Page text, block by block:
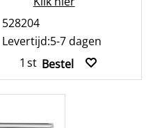
528204
Levertijd:5-7 dagen
st Bestel